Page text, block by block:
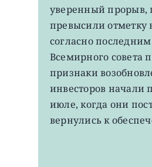
уверенный прорыв,
превысили отметку
согласно
Всемирного совета
признаки
инвесторов начали
июле, когда они
вернулись к